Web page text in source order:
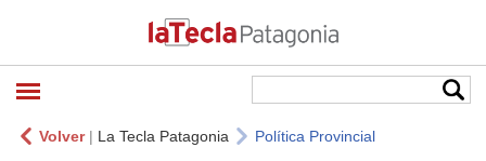
Volver| La Tecla Patagonia Política Provincial